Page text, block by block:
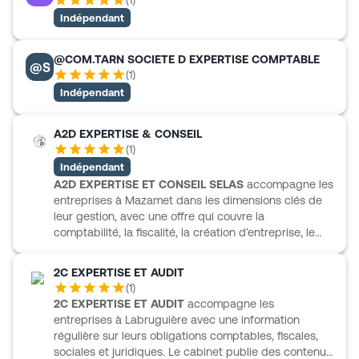
contrôle fiscal. Cette ligne éditoriale traduit une
pratique proche des préoccupations des dirigeants.
recherchent un interlocuteur capable d’éclairer les
décisions courantes, d’anticiper les évolutions
réglementaires et d’apporter un accompagnement
comptable au plus près de l’activité.
Indépendant
@S
@COM.TARN SOCIETE D EXPERTISE COMPTABLE
(1)
Indépendant
A2D EXPERTISE & CONSEIL
(1)
Indépendant
A2D EXPERTISE ET CONSEIL SELAS accompagne les
entreprises à Mazamet dans les dimensions clés de
leur gestion, avec une offre qui couvre la
comptabilité, la fiscalité, la création d’entreprise, le
commissariat aux comptes. Le cabinet intervient
aussi en gestion de patrimoine, ce qui permet
d’aborder les enjeux professionnels et personnels
dans une même logique d’accompagnement. L’accès
à un espace client et la présence de nombreux
2C EXPERTISE ET AUDIT
(1)
2C EXPERTISE ET AUDIT accompagne les
entreprises à Labruguière avec une information
régulière sur leurs obligations comptables, fiscales,
sociales et juridiques. Le cabinet publie des contenus